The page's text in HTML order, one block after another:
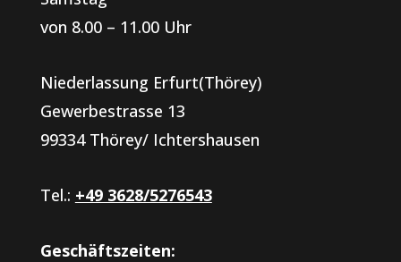
von 8.00 – 11.00 Uhr
Niederlassung Erfurt(Thörey)
Gewerbestrasse 13
99334 Thörey/ Ichtershausen
Tel.: +49 3628/5276543
Geschäftszeiten: